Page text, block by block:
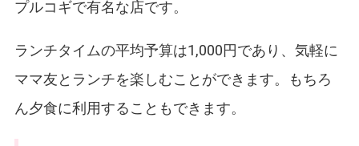
プルコギで有名な店です。
ランチタイムの平均予算は1,000円であり、気軽に
ママ友とランチを楽しむことができます。もちろ
ん夕食に利用することもできます。